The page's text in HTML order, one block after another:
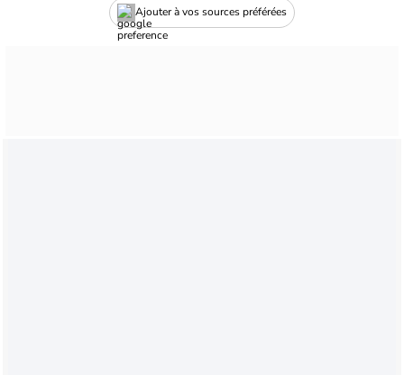
Ajouter à vos sources préférées